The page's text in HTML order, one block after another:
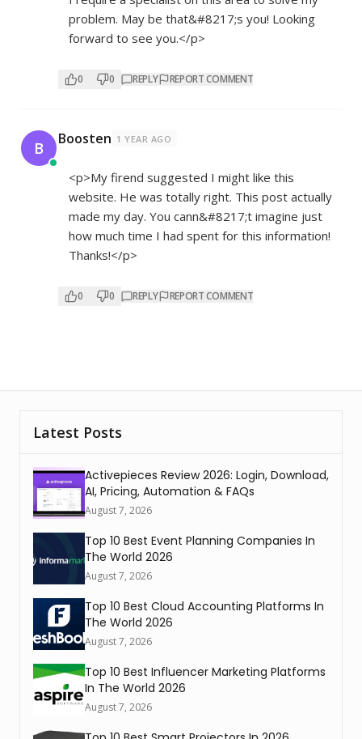
problem. May be that&#8217;s you! Looking
forward to see you.</p>
0 0 REPLY REPORT COMMENT
B Boosten 1 YEAR AGO
<p>My firend suggested I might like this
website. He was totally right. This post actually
made my day. You cann&#8217;t imagine just
how much time I had spent for this information!
Thanks!</p>
0 0 REPLY REPORT COMMENT
Latest Posts
Activepieces Review 2026: Login, Download,
AI, Pricing, Automation & FAQs
August 7, 2026
Top 10 Best Event Planning Companies In
The World 2026
August 7, 2026
Top 10 Best Cloud Accounting Platforms In
The World 2026
August 7, 2026
Top 10 Best Influencer Marketing Platforms
In The World 2026
August 7, 2026